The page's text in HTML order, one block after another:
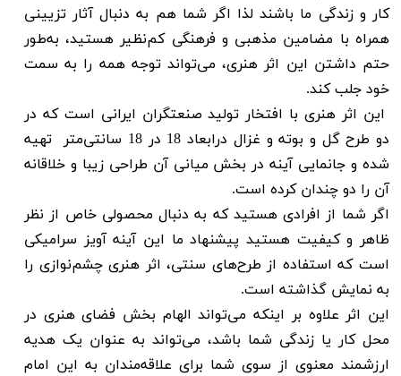
کار و زندگی ما باشند لذا اگر شما هم به دنبال آثار تزیینی
همراه با مضامین مذهبی و فرهنگی کم‌نظیر هستید، به‌طور
حتم داشتن این اثر هنری، می‌تواند توجه همه را به سمت
خود جلب کند.
این اثر هنری با افتخار تولید صنعتگران ایرانی است که در
دو طرح گل و بوته و غزال درابعاد 18 در 18 سانتی‌متر تهیه
شده و جانمایی آینه در بخش میانی آن طراحی زیبا و خلاقانه
آن را دو چندان کرده است.
اگر شما از افرادی هستید که به دنبال محصولی خاص از نظر
ظاهر و کیفیت هستید پیشنهاد ما این آینه آویز سرامیکی
است که استفاده از طرح‌های سنتی، اثر هنری چشم‌نوازی را
به نمایش گذاشته است.
این اثر علاوه بر اینکه می‌تواند الهام بخش فضای هنری در
محل کار یا زندگی شما باشد، می‌تواند به عنوان یک هدیه
ارزشمند معنوی از سوی شما برای علاقه‌مندان به این امام